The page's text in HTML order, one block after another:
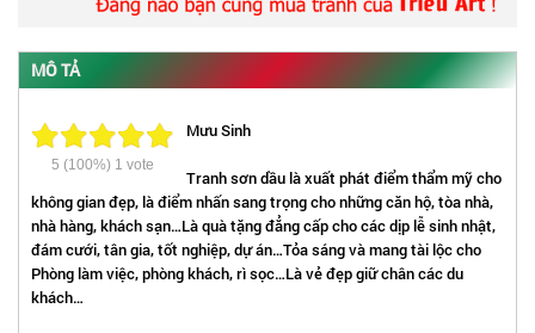
MÔ TẢ
5 (100%) 1 vote
Mưu Sinh
Tranh sơn dầu là xuất phát điểm thẩm mỹ cho
không gian đẹp, là điểm nhấn sang trọng cho những căn hộ, tòa nhà,
nhà hàng, khách sạn…Là quà tặng đẳng cấp cho các dịp lễ sinh nhật,
đám cưới, tân gia, tốt nghiệp, dự án…Tỏa sáng và mang tài lộc cho
Phòng làm việc, phòng khách, rì sọc…Là vẻ đẹp giữ chân các du
khách…